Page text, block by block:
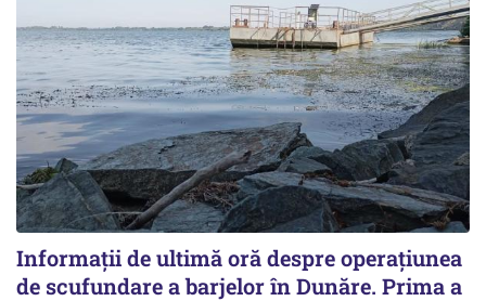
Informații de ultimă oră despre operațiunea
de scufundare a barjelor în Dunăre. Prima a